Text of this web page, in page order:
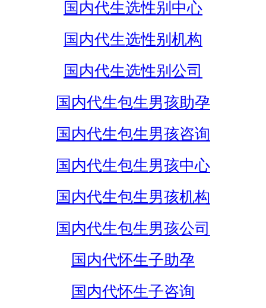
国内代生选性别中心
国内代生选性别机构
国内代生选性别公司
国内代生包生男孩助孕
国内代生包生男孩咨询
国内代生包生男孩中心
国内代生包生男孩机构
国内代生包生男孩公司
国内代怀生子助孕
国内代怀生子咨询